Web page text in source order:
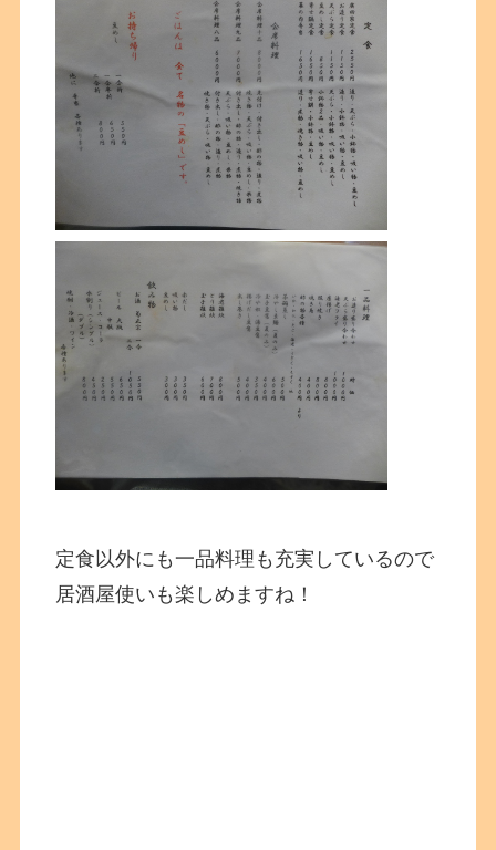
定食以外にも一品料理も充実しているので
居酒屋使いも楽しめますね！